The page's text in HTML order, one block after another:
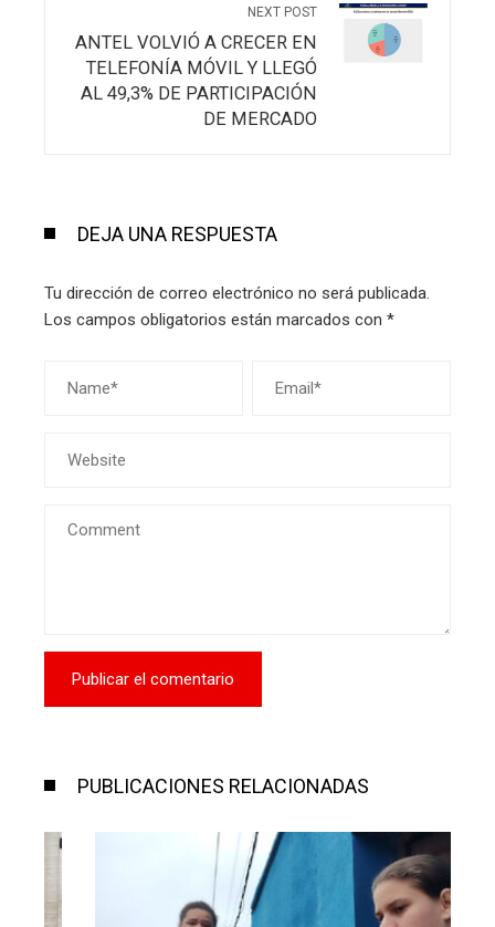
NEXT POST
ANTEL VOLVIÓ A CRECER EN
TELEFONÍA MÓVIL Y LLEGÓ
AL 49,3% DE PARTICIPACIÓN
DE MERCADO
DEJA UNA RESPUESTA
Tu dirección de correo electrónico no será publicada.
Los campos obligatorios están marcados con *
PUBLICACIONES RELACIONADAS